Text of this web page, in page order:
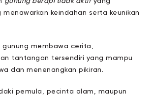
keindahan serta keunikan
gunung membawa cerita,
tantangan tersendiri yang mampu
dan menenangkan pikiran.
pemula, pecinta alam, maupun